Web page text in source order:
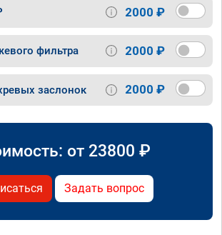
2000 ₽
фильтра 2000 ₽
заслонок 2000 ₽
от 23800 ₽
Задать вопрос